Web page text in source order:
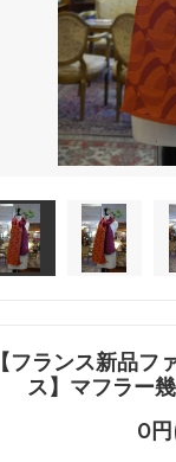
【フランス新品フ
ス】マフラー
0